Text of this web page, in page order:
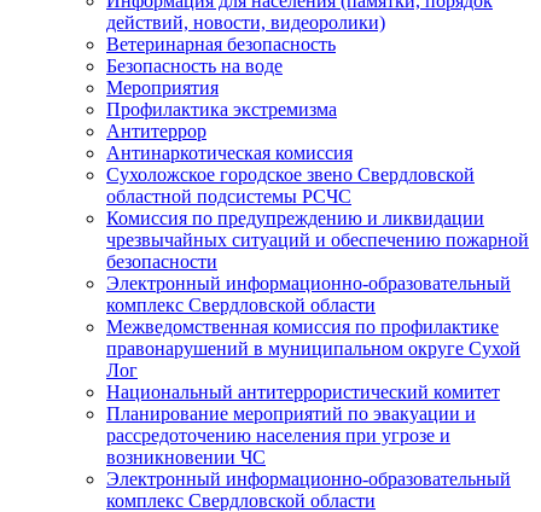
действий, новости, видеоролики)
Ветеринарная безопасность
Безопасность на воде
Мероприятия
Профилактика экстремизма
Антитеррор
Антинаркотическая комиссия
Сухоложское городское звено Свердловской
областной подсистемы РСЧС
Комиссия по предупреждению и ликвидации
чрезвычайных ситуаций и обеспечению пожарной
безопасности
Электронный информационно-образовательный
комплекс Cвердловской области
Межведомственная комиссия по профилактике
правонарушений в муниципальном округе Сухой
Лог
Национальный антитеррористический комитет
Планирование мероприятий по эвакуации и
рассредоточению населения при угрозе и
возникновении ЧС
Электронный информационно-образовательный
комплекс Свердловской области